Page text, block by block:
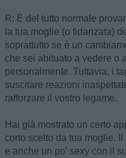
R: È del tutto normale
la tua moglie (o fidanzata)
soprattutto se è un
che sei abituato a vedere o
personalmente. Tuttavia, i
suscitare reazioni
rafforzare il vostro legame.
Hai già mostrato un certo
corto scelto da tua moglie.
e anche un po' sexy con il